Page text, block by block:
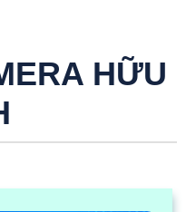
HỮU